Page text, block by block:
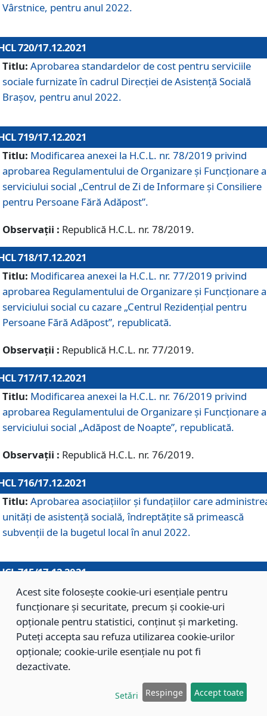
Vârstnice, pentru anul 2022.
720/17.12.2021
Titlu: Aprobarea standardelor de cost pentru serviciile
sociale furnizate în cadrul Direcției de Asistență Socială
Brașov, pentru anul 2022.
719/17.12.2021
Titlu: Modificarea anexei la H.C.L. nr. 78/2019 privind
aprobarea Regulamentului de Organizare și Funcționare
serviciului social „Centrul de Zi de Informare şi Consiliere
pentru Persoane Fără Adăpost”.
Observații : Republică H.C.L. nr. 78/2019.
718/17.12.2021
Titlu: Modificarea anexei la H.C.L. nr. 77/2019 privind
aprobarea Regulamentului de Organizare și Funcționare
serviciului social cu cazare „Centrul Rezidențial pentru
Persoane Fără Adăpost”, republicată.
Observații : Republică H.C.L. nr. 77/2019.
717/17.12.2021
Titlu: Modificarea anexei la H.C.L. nr. 76/2019 privind
aprobarea Regulamentului de Organizare şi Funcționare
serviciului social „Adăpost de Noapte”, republicată.
Observații : Republică H.C.L. nr. 76/2019.
716/17.12.2021
Titlu: Aprobarea asociaţiilor şi fundaţiilor care
unităţi de asistenţă socială, îndreptăţite să primească
subvenţii de la bugetul local în anul 2022.
715/17.12.2021
Titlu: Aprobarea Planului de acţiuni sau lucrări de interes
local pentru anul 2022.
714/17.12.2021
Titlu: Modificarea Anexei la H.C.L. nr. 709/2020 privind
aprobarea Regulamentului de Organizare şi Funcţionare
Direcţiei de Asistenţă Socială Braşov.
Acest site folosește cookie-uri esențiale pentru
funcționare și securitate, precum și cookie-uri
opționale pentru statistici, conținut și marketing.
Puteți accepta sau refuza utilizarea cookie-urilor
opționale; cookie-urile esențiale nu pot fi
dezactivate.
Setări Respinge Accept toate